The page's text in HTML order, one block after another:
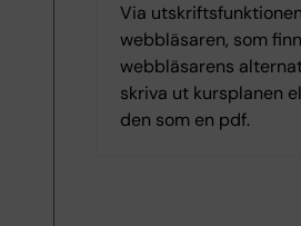
Via
webbläsaren, som
webbläsarens
skriva ut kursplanen
den som en pdf.